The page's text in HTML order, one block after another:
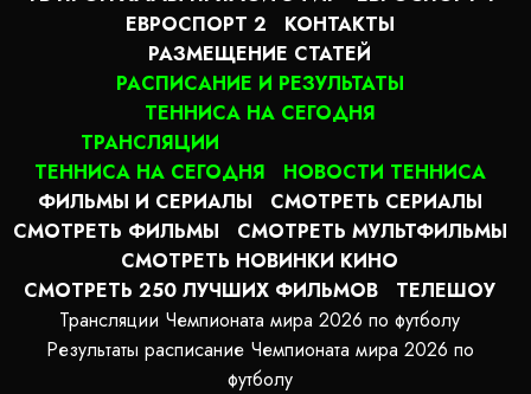
ЕВРОСПОРТ 2
КОНТАКТЫ
РАЗМЕЩЕНИЕ СТАТЕЙ
РАСПИСАНИЕ И РЕЗУЛЬТАТЫ
ТЕННИСА НА СЕГОДНЯ
ТРАНСЛЯЦИИ
ТЕННИСА НА СЕГОДНЯ
НОВОСТИ ТЕННИСА
ФИЛЬМЫ И СЕРИАЛЫ
СМОТРЕТЬ СЕРИАЛЫ
СМОТРЕТЬ ФИЛЬМЫ
СМОТРЕТЬ МУЛЬТФИЛЬМЫ
СМОТРЕТЬ НОВИНКИ КИНО
СМОТРЕТЬ 250 ЛУЧШИХ ФИЛЬМОВ
ТЕЛЕШОУ
Трансляции Чемпионата мира 2026 по футболу
Результаты расписание Чемпионата мира 2026 по
футболу